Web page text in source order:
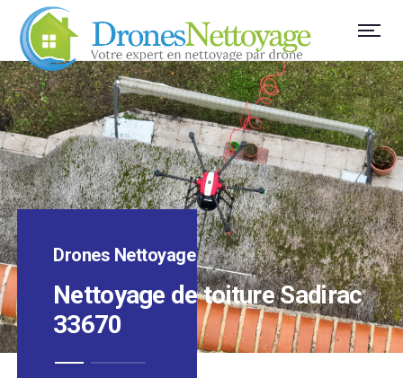
Drones Nettoyage
Nettoyage de toiture Sadirac
33670